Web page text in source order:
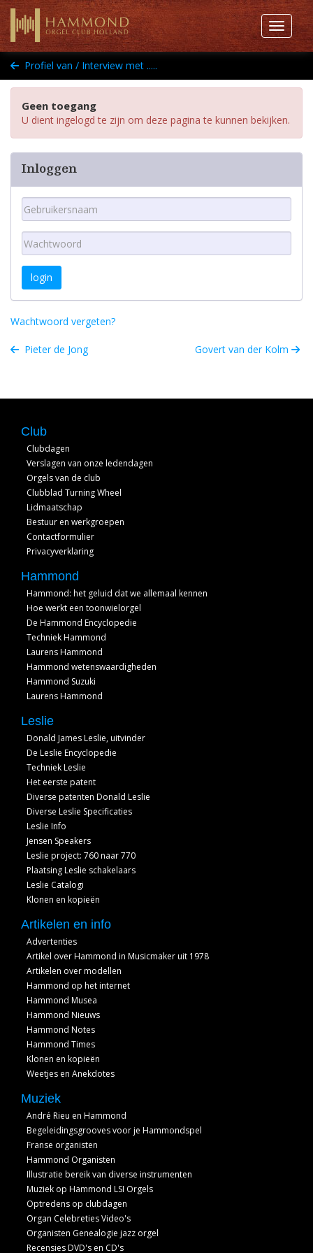
Toggle
Profiel van / Interview met .....
Geen toegang
U dient ingelogd te zijn om deze pagina te kunnen bekijken.
Inloggen
login
Wachtwoord vergeten?
Pieter de Jong Govert van der Kolm
Club
Clubdagen
Verslagen van onze ledendagen
Orgels van de club
Clubblad Turning Wheel
Lidmaatschap
Bestuur en werkgroepen
Contactformulier
Privacyverklaring
Hammond
Hammond: het geluid dat we allemaal kennen
Hoe werkt een toonwielorgel
De Hammond Encyclopedie
Techniek Hammond
Laurens Hammond
Hammond wetenswaardigheden
Hammond Suzuki
Laurens Hammond
Leslie
Donald James Leslie, uitvinder
De Leslie Encyclopedie
Techniek Leslie
Het eerste patent
Diverse patenten Donald Leslie
Diverse Leslie Specificaties
Leslie Info
Jensen Speakers
Leslie project: 760 naar 770
Plaatsing Leslie schakelaars
Leslie Catalogi
Klonen en kopieën
Artikelen en info
Advertenties
Artikel over Hammond in Musicmaker uit 1978
Artikelen over modellen
Hammond op het internet
Hammond Musea
Hammond Nieuws
Hammond Notes
Hammond Times
Klonen en kopieën
Weetjes en Anekdotes
Muziek
André Rieu en Hammond
Begeleidingsgrooves voor je Hammondspel
Franse organisten
Hammond Organisten
Illustratie bereik van diverse instrumenten
Muziek op Hammond LSI Orgels
Optredens op clubdagen
Organ Celebreties Video's
Organisten Genealogie jazz orgel
Recensies DVD's en CD's